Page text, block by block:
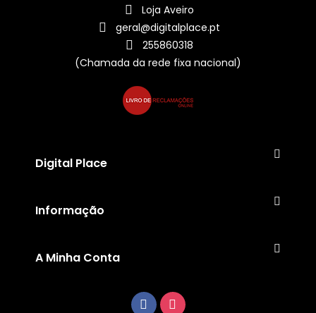
Loja Aveiro
geral@digitalplace.pt
255860318
(Chamada da rede fixa nacional)
Digital Place
Informação
A Minha Conta